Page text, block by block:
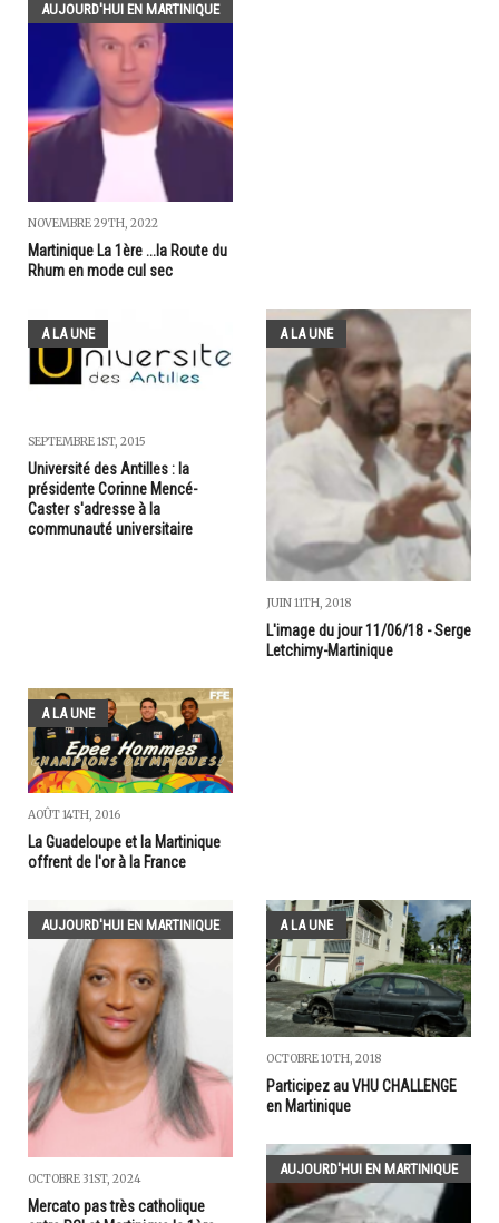
AUJOURD'HUI EN MARTINIQUE
NOVEMBRE 29TH, 2022
Martinique La 1ère ...la Route du
Rhum en mode cul sec
A LA UNE
SEPTEMBRE 1ST, 2015
Université des Antilles : la
présidente Corinne Mencé-
Caster s'adresse à la
communauté universitaire
A LA UNE
JUIN 11TH, 2018
L'image du jour 11/06/18 - Serge
Letchimy-Martinique
A LA UNE
AOÛT 14TH, 2016
La Guadeloupe et la Martinique
offrent de l'or à la France
AUJOURD'HUI EN MARTINIQUE
OCTOBRE 31ST, 2024
Mercato pas très catholique
A LA UNE
OCTOBRE 10TH, 2018
Participez au VHU CHALLENGE
en Martinique
AUJOURD'HUI EN MARTINIQUE